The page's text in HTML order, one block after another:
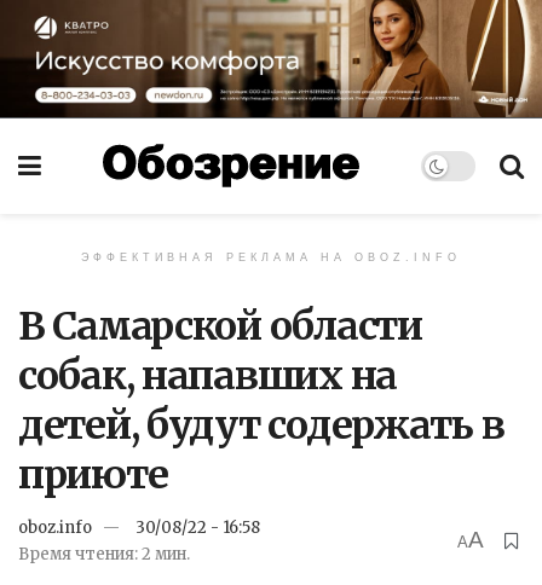
ЭФФЕКТИВНАЯ РЕКЛАМА НА OBOZ.INFO
В Самарской области
собак, напавших на
детей, будут содержать в
приюте
oboz.info
30/08/22 - 16:58
Время чтения: 2 мин.
AA